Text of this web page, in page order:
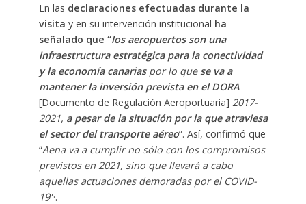
En las declaraciones efectuadas durante la
visita y en su intervención institucional ha
señalado que “los aeropuertos son una
infraestructura estratégica para la conectividad
y la economía canariaspor lo que se va a
mantener la inversión prevista en el DORA
[Documento de Regulación Aeroportuaria] 2017-
2021, a pesar de la situación por la que atraviesa
el sector del transporte aéreo”. Así, confirmó que
“Aena va a cumplir no sólo con los compromisos
previstos en 2021, sino que llevará a cabo
aquellas actuaciones demoradas por el COVID-
19”·.